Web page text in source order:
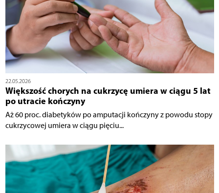
22.05.2026
Większość chorych na cukrzycę umiera w ciągu 5 lat
po utracie kończyny
Aż 60 proc. diabetyków po amputacji kończyny z powodu stopy
cukrzycowej umiera w ciągu pięciu...